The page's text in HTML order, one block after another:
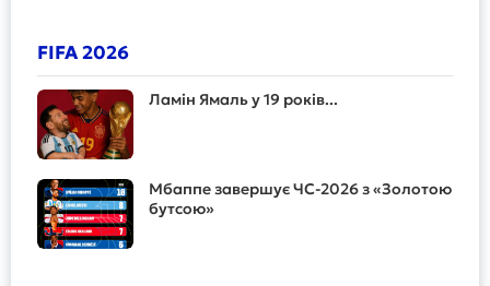
FIFA 2026
Ламін Ямаль у 19 років...
Мбаппе завершує ЧС-2026 з «Золотою
бутсою»